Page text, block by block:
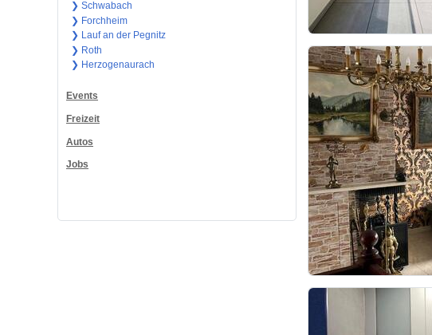
❯ Schwabach
❯ Forchheim
❯ Lauf an der Pegnitz
❯ Roth
❯ Herzogenaurach
Events
Freizeit
Autos
Jobs